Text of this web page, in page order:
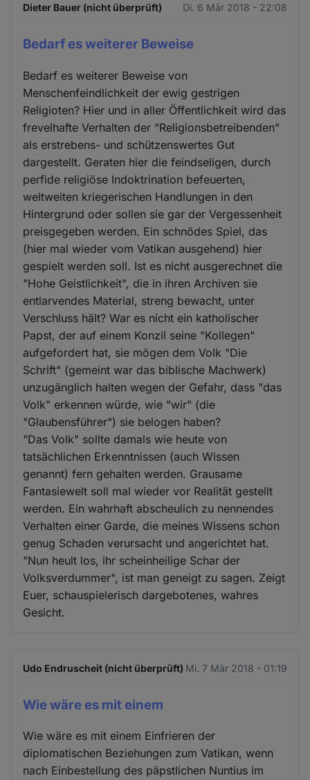
Dieter Bauer (nicht überprüft) Di. 6 Mär 2018 - 22:08
Bedarf es weiterer Beweise
Bedarf es weiterer Beweise von
Menschenfeindlichkeit der ewig gestrigen
Religioten? Hier und in aller Öffentlichkeit wird das
frevelhafte Verhalten der "Religionsbetreibenden"
als erstrebens- und schützenswertes Gut
dargestellt. Geraten hier die feindseligen, durch
perfide religiöse Indoktrination befeuerten,
weltweiten kriegerischen Handlungen in den
Hintergrund oder sollen sie gar der Vergessenheit
preisgegeben werden. Ein schnödes Spiel, das
(hier mal wieder vom Vatikan ausgehend) hier
gespielt werden soll. Ist es nicht ausgerechnet die
"Hohe Geistlichkeit", die in ihren Archiven sie
entlarvendes Material, streng bewacht, unter
Verschluss hält? War es nicht ein katholischer
Papst, der auf einem Konzil seine "Kollegen"
aufgefordert hat, sie mögen dem Volk "Die
Schrift" (gemeint war das biblische Machwerk)
unzugänglich halten wegen der Gefahr, dass "das
Volk" erkennen würde, wie "wir" (die
"Glaubensführer") sie belogen haben?
"Das Volk" sollte damals wie heute von
tatsächlichen Erkenntnissen (auch Wissen
genannt) fern gehalten werden. Grausame
Fantasiewelt soll mal wieder vor Realität gestellt
werden. Ein wahrhaft abscheulich zu nennendes
Verhalten einer Garde, die meines Wissens schon
genug Schaden verursacht und angerichtet hat.
"Nun heult los, ihr scheinheilige Schar der
Volksverdummer", ist man geneigt zu sagen. Zeigt
Euer, schauspielerisch dargebotenes, wahres
Gesicht.
Udo Endruscheit (nicht überprüft) Mi. 7 Mär 2018 - 01:19
Wie wäre es mit einem
Wie wäre es mit einem Einfrieren der
diplomatischen Beziehungen zum Vatikan, wenn
nach Einbestellung des päpstlichen Nuntius im